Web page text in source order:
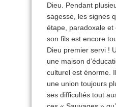
Dieu. Pendant
sagesse, les signes
étape, paradoxale
son fils est encore
Dieu premier servi !
une maison
culturel est énorme.
une union toujours
ses difficultés tout